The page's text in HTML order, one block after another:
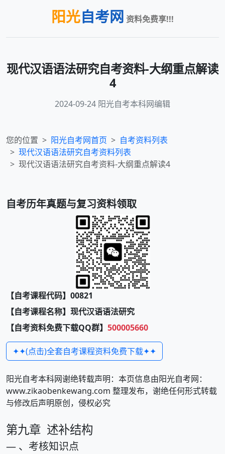
阳光自考网 资料免费享!!!
现代汉语语法研究自考资料-大纲重点解读
4
2024-09-24 阳光自考本科网编辑
您的位置 阳光自考网首页
自考资料列表
现代汉语语法研究自考资料列表
现代汉语语法研究自考资料-大纲重点解读4
自考历年真题与复习资料领取
【自考课程代码】00821
【自考课程名称】现代汉语语法研究
【自考资料免费下载QQ群】 500005660
✦✦(点击)全套自考课程资料免费下载✦✦
阳光自考本科网谢绝转载声明：本页信息由阳光自考网：
www.zikaobenkewang.com 整理发布，谢绝任何形式转载
与修改后声明原创，侵权必究
第九章 述补结构
— 、考核知识点